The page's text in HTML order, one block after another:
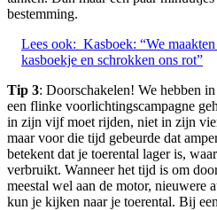
bestemming.
Lees ook: Kasboek: “We
kasboekje en schrokken ons rot”
Tip 3: Doorschakelen! We hebben
een flinke voorlichtingscampagne
in zijn vijf moet rijden, niet in zijn
maar voor die tijd gebeurde dat
betekent dat je toerental lager is,
verbruikt. Wanneer het tijd is om
meestal wel aan de motor, nieuwere
kun je kijken naar je toerental. Bij